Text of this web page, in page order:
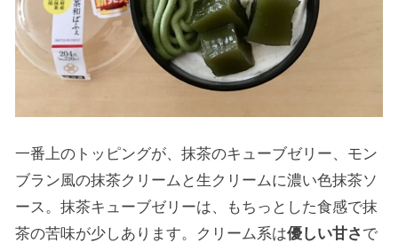
一番上のトッピングが、抹茶のキューブゼリー、モン
ブラン風の抹茶クリームと生クリームに濃い色抹茶ソ
ース。抹茶キューブゼリーは、もちっとした食感で抹
茶の苦味が少しあります。クリーム系は優しい甘さで